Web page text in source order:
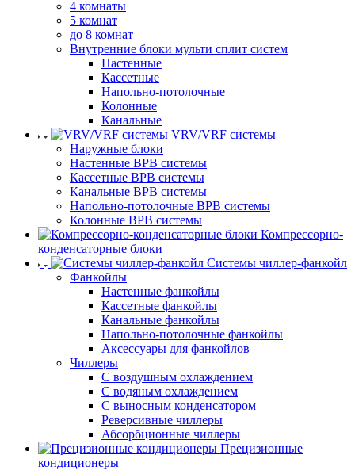
4 комнаты
5 комнат
до 8 комнат
Внутренние блоки мульти сплит систем
Настенные
Кассетные
Напольно-потолочные
Колонные
Канальные
VRV/VRF системы
Наружные блоки
Настенные ВРВ системы
Кассетные ВРВ системы
Канальные ВРВ системы
Напольно-потолочные ВРВ системы
Колонные ВРВ системы
Компрессорно-
конденсаторные блоки
Системы чиллер-фанкойл
Фанкойлы
Настенные фанкойлы
Кассетные фанкойлы
Канальные фанкойлы
Напольно-потолочные фанкойлы
Аксессуары для фанкойлов
Чиллеры
С воздушным охлаждением
С водяным охлаждением
С выносным конденсатором
Реверсивные чиллеры
Абсорбционные чиллеры
Прецизионные
кондиционеры